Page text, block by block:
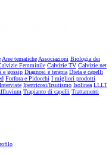
Aree tematicheAssociazioni Biologia dei
Femminile Calvizie TV Calvizie.net
e gossip Diagnosi e terapia Dieta e capelli
Forfora e Pidocchi I migliori prodotti
Interviste Ipertricosi/Irsutismo Isolinea LLLT
Trapianto di capelli Trattamenti